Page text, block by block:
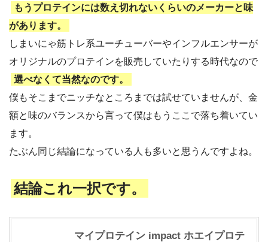
もうプロテインには数え切れないくらいのメーカーと味
があります。
しまいにゃ筋トレ系ユーチューバーやインフルエンサーが
オリジナルのプロテインを販売していたりする時代なので
選べなくて当然なのです。
僕もそこまでニッチなところまでは試せていませんが、金
額と味のバランスから言って僕はもうここで落ち着いてい
ます。
たぶん同じ結論になっている人も多いと思うんですよね。
結論これ一択です。
マイプロテイン impact ホエイプロテ